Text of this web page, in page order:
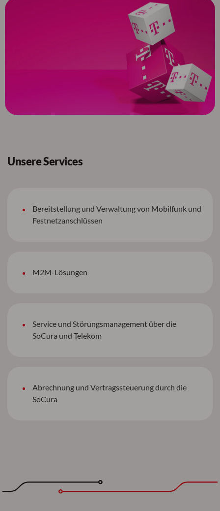
Unsere Services
Bereitstellung und Verwaltung von Mobilfunk und
Festnetzanschlüssen
M2M-Lösungen
Service und Störungsmanagement über die
SoCura und Telekom
Abrechnung und Vertragssteuerung durch die
SoCura